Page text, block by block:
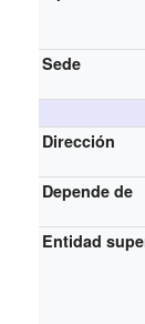
Sede
Dirección
Depende de
Entidad